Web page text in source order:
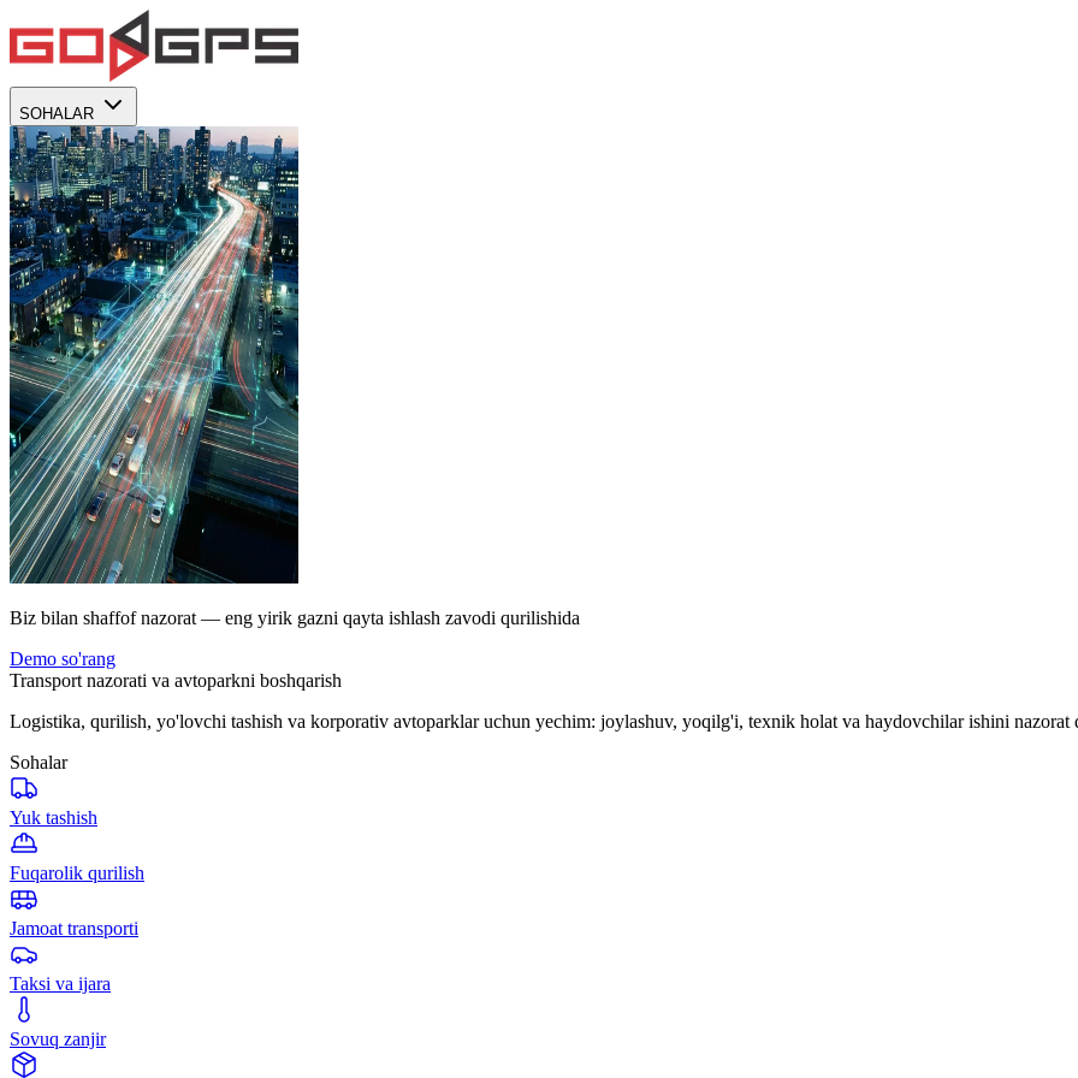
SOHALAR
Biz bilan shaffof nazorat — eng yirik gazni qayta ishlash zavodi qurilishida
Demo so'rang
Transport nazorati va avtoparkni boshqarish
Logistika, qurilish, yo'lovchi tashish va korporativ avtoparklar uchun yechim: joylashuv, yoqilg'i, texnik holat va haydovchilar ishini nazorat
Sohalar
Yuk tashish
Fuqarolik qurilish
Jamoat transporti
Taksi va ijara
Sovuq zanjir